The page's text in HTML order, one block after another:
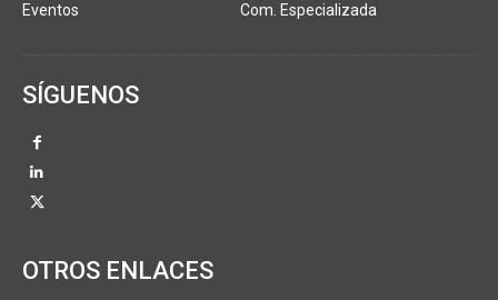
Eventos
Com. Especializada
SÍGUENOS
OTROS ENLACES